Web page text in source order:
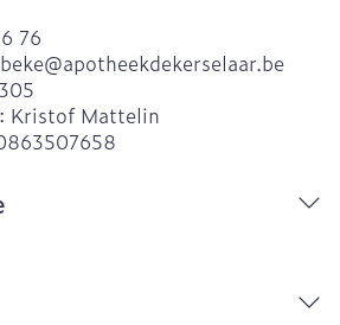
76
apotheekdekerselaar.be
Kristof Mattelin